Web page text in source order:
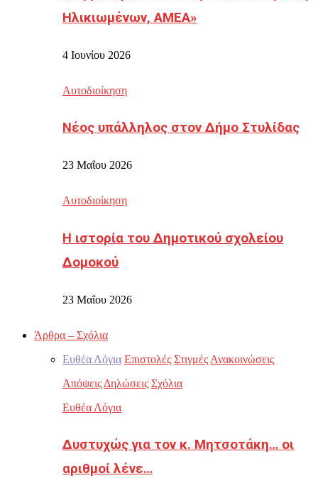
Ηλικιωμένων, ΑΜΕΑ»
4 Ιουνίου 2026
Αυτοδιοίκηση
Νέος υπάλληλος στον Δήμο Στυλίδας
23 Μαΐου 2026
Αυτοδιοίκηση
Η ιστορία του Δημοτικού σχολείου
Δομοκού
23 Μαΐου 2026
Άρθρα – Σχόλια
Ευθέα Λόγια Επιστολές Στιγμές Ανακοινώσεις
Απόψεις Δηλώσεις Σχόλια
Ευθέα Λόγια
Δυστυχώς για τον κ. Μητσοτάκη… οι
αριθμοί λένε…